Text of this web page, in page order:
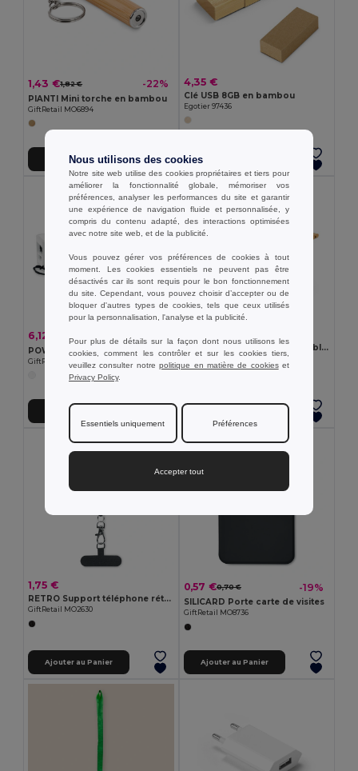
1,43 €1,82 € -22%
PIANTI Mini torche en bambou
GiftRetail MO6894
Ajouter au Panier
4,35 €
Clé USB 8GB en bambou
Egotier 97436
Ajouter au Panier
6,12 € -11%
POWER MATE Slim PowerBank 2200 mAh -22
GiftRetail MO5001
Ajouter au Panier
Support de téléphone portable en bambou
Egotier 93640
1,75 €
RETRO Support téléphone rétractable
GiftRetail MO2630
Ajouter au Panier
0,57 €0,70 € -19%
SILICARD Porte carte de visites
GiftRetail MO8736
Ajouter au Panier
Nous utilisons des cookies
Notre site web utilise des cookies propriétaires et tiers pour
améliorer la fonctionnalité globale, mémoriser vos
préférences, analyser les performances du site et garantir
une expérience de navigation fluide et personnalisée, y
compris du contenu adapté, des interactions optimisées
avec notre site web, et de la publicité.
Vous pouvez gérer vos préférences de cookies à tout
moment. Les cookies essentiels ne peuvent pas être
désactivés car ils sont requis pour le bon fonctionnement
du site. Cependant, vous pouvez choisir d’accepter ou de
bloquer d'autres types de cookies, tels que ceux utilisés
pour la personnalisation, l'analyse et la publicité.
Pour plus de détails sur la façon dont nous utilisons les
cookies, comment les contrôler et sur les cookies tiers,
veuillez consulter notrepolitique en matière de cookieset
Privacy Policy.
Essentiels uniquement Préférences
Accepter tout